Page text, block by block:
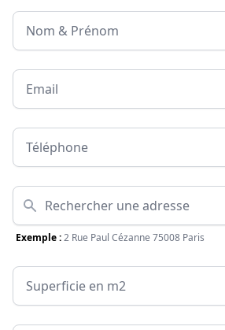
Nom & Prénom
Email
Téléphone
Adresse
Exemple :2 Rue Paul Cézanne 75008 Paris
Surface